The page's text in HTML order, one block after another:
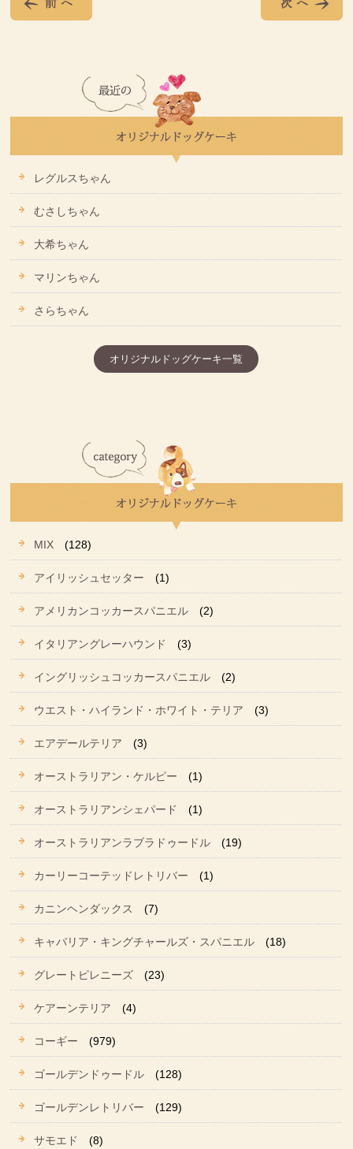
レグルスちゃん
むさしちゃん
大希ちゃん
マリンちゃん
さらちゃん
オリジナルドッグケーキ一覧
MIX (128)
アイリッシュセッター (1)
アメリカンコッカースパニエル (2)
イタリアングレーハウンド (3)
イングリッシュコッカースパニエル (2)
ウエスト・ハイランド・ホワイト・テリア (3)
エアデールテリア (3)
オーストラリアン・ケルピー (1)
オーストラリアンシェパード (1)
オーストラリアンラブラドゥードル (19)
カーリーコーテッドレトリバー (1)
カニンヘンダックス (7)
キャバリア・キングチャールズ・スパニエル (18)
グレートピレニーズ (23)
ケアーンテリア (4)
コーギー (979)
ゴールデンドゥードル (128)
ゴールデンレトリバー (129)
サモエド (8)